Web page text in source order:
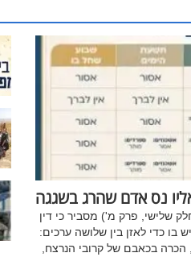
נס אדם שהרג בשגגה
שלישי, פרק מ') מסביר כי דין
בו כדי לאזן בין שלושה ערכים:
בכאבם של קרובי הנרצח,